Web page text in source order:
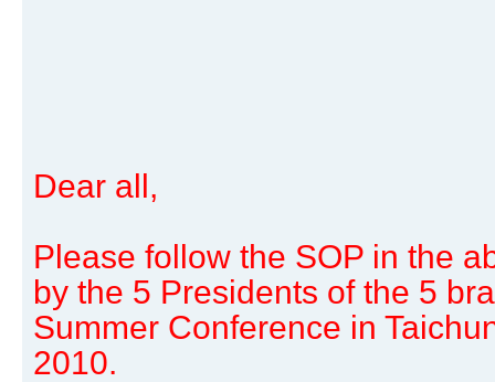
Dear all,
Please follow the SOP in the
by the 5 Presidents of the 5
Summer Conference in
2010.